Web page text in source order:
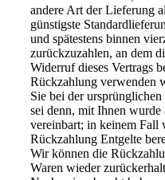
andere Art der Lieferung
günstigste
und spätestens binnen
zurückzuzahlen, an dem
Widerruf dieses Vertrags
Rückzahlung verwenden
Sie bei der
sei denn, mit Ihnen wurde
vereinbart; in keinem Fall
Rückzahlung Entgelte
Wir können die
Waren wieder